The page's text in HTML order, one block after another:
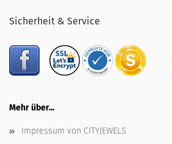
Sicherheit & Service
Mehr über...
Impressum von CITYJEWELS